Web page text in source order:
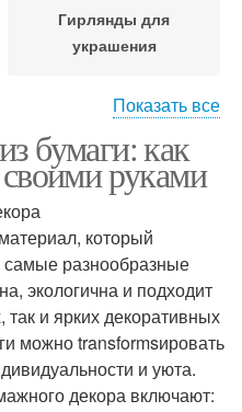
Гирлянды для
украшения
Поделки для украшения
Цвета для украшения
Показать все
бумаги: как
руками
который
самые разнообразные
экологична и подходит
так и ярких декоративных
можно transformsировать
и уюта.
декора включают: